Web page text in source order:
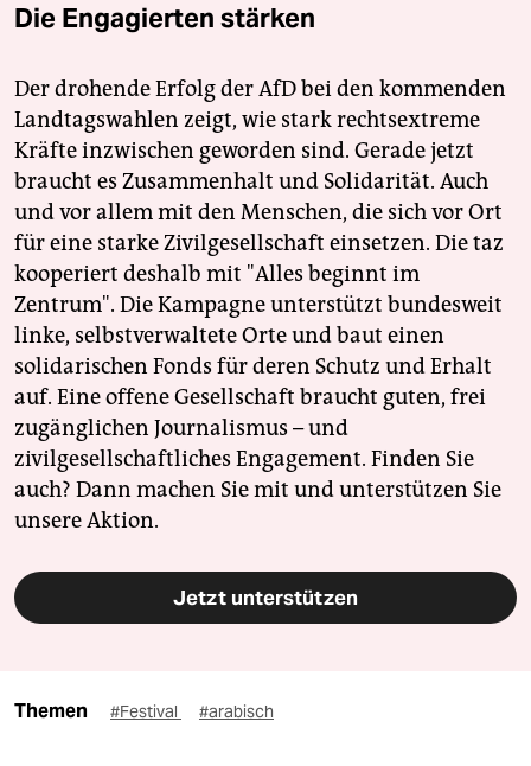
Die Engagierten stärken
Der drohende Erfolg der AfD bei den kommenden
Landtagswahlen zeigt, wie stark rechtsextreme
Kräfte inzwischen geworden sind. Gerade jetzt
braucht es Zusammenhalt und Solidarität. Auch
und vor allem mit den Menschen, die sich vor Ort
für eine starke Zivilgesellschaft einsetzen. Die taz
kooperiert deshalb mit "Alles beginnt im
Zentrum". Die Kampagne unterstützt bundesweit
linke, selbstverwaltete Orte und baut einen
solidarischen Fonds für deren Schutz und Erhalt
auf. Eine offene Gesellschaft braucht guten, frei
zugänglichen Journalismus – und
zivilgesellschaftliches Engagement. Finden Sie
auch? Dann machen Sie mit und unterstützen Sie
unsere Aktion.
Jetzt unterstützen
Themen #Festival #arabisch